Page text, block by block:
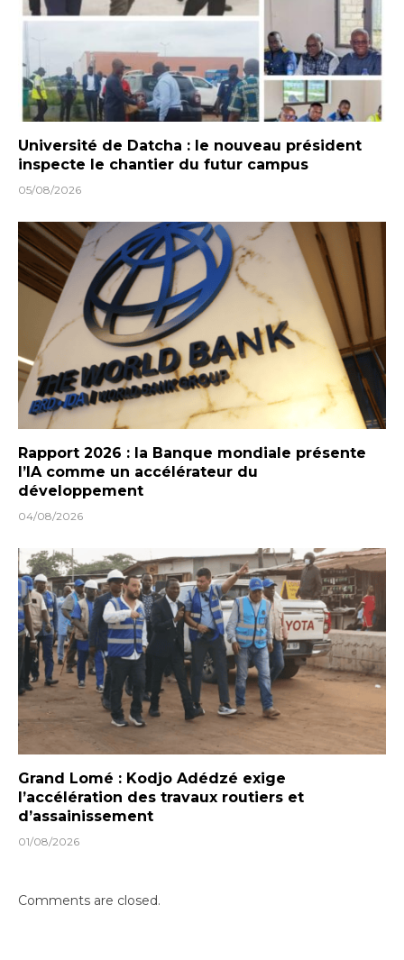
Université de Datcha : le nouveau président
inspecte le chantier du futur campus
05/08/2026
Rapport 2026 : la Banque mondiale présente
l’IA comme un accélérateur du
développement
04/08/2026
Grand Lomé : Kodjo Adédzé exige
l’accélération des travaux routiers et
d’assainissement
01/08/2026
Comments are closed.